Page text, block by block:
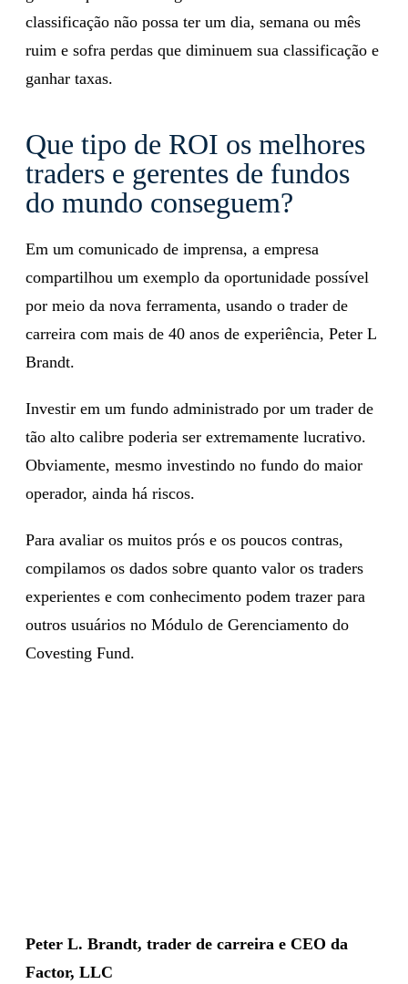
classificação não possa ter um dia, semana ou mês
ruim e sofra perdas que diminuem sua classificação e
ganhar taxas.
Que tipo de ROI os melhores
traders e gerentes de fundos
do mundo conseguem?
Em um comunicado de imprensa, a empresa
compartilhou um exemplo da oportunidade possível
por meio da nova ferramenta, usando o trader de
carreira com mais de 40 anos de experiência, Peter L
Brandt.
Investir em um fundo administrado por um trader de
tão alto calibre poderia ser extremamente lucrativo.
Obviamente, mesmo investindo no fundo do maior
operador, ainda há riscos.
Para avaliar os muitos prós e os poucos contras,
compilamos os dados sobre quanto valor os traders
experientes e com conhecimento podem trazer para
outros usuários no Módulo de Gerenciamento do
Covesting Fund.
Peter L. Brandt, trader de carreira e CEO da
Factor, LLC